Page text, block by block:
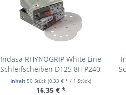
Indasa RHYNOGRIP White Line
Schleifscheiben D125 8H P240,
50 Stk.
Inhalt 50 Stück (0,33 € * / 1 Stück)
16,35 € *